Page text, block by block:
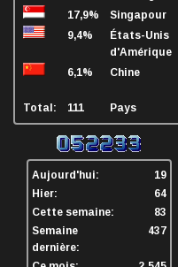
17,9%
Singapour
9,4%
États-Unis
d'Amérique
6,1%
Chine
Total: 111 Pays
Aujourd'hui:
19
Hier:
64
Cette semaine:
83
Semaine
dernière:
437